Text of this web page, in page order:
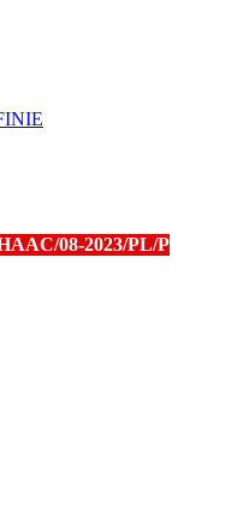
08-2023/PL/P